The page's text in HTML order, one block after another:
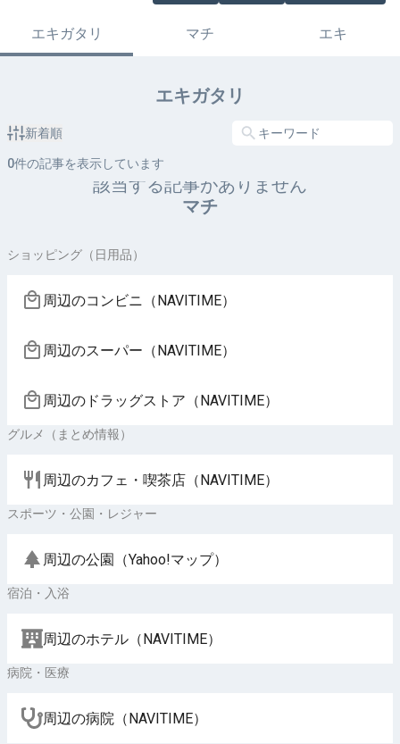
エキガタリ マチ エキ
エキガタリ
新着順
0件の記事を表示しています
該当する記事がありません
マチ
ショッピング（日用品）
周辺のコンビニ（NAVITIME）
周辺のスーパー（NAVITIME）
周辺のドラッグストア（NAVITIME）
グルメ（まとめ情報）
周辺のカフェ・喫茶店（NAVITIME）
スポーツ・公園・レジャー
周辺の公園（Yahoo!マップ）
宿泊・入浴
周辺のホテル（NAVITIME）
病院・医療
周辺の病院（NAVITIME）